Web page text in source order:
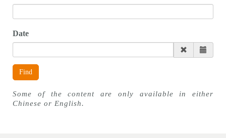
Date
Find
Some of the content are only available in either
Chinese or English.